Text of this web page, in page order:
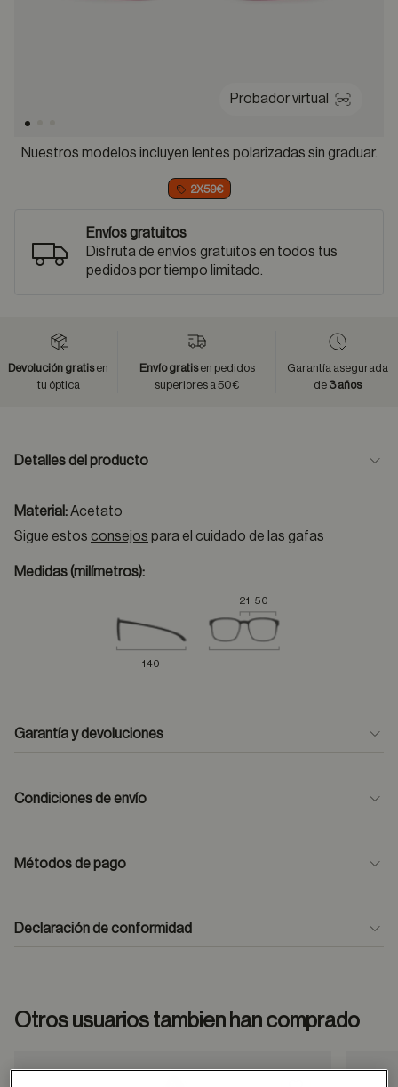
Probador virtual
Nuestros modelos incluyen lentes polarizadas sin graduar.
2X59€
Envíos gratuitos
Disfruta de envíos gratuitos en todos tus
pedidos por tiempo limitado.
Devolución gratisen
tu óptica
Envío gratisen pedidos
superiores a 50€
Garantía asegurada
de 3 años
Detalles del producto
Material:Acetato
Sigue estos consejos para el cuidado de las gafas
Medidas (milímetros):
21 50
140
Garantía y devoluciones
Condiciones de envío
Métodos de pago
Declaración de conformidad
Otros usuarios tambien han comprado